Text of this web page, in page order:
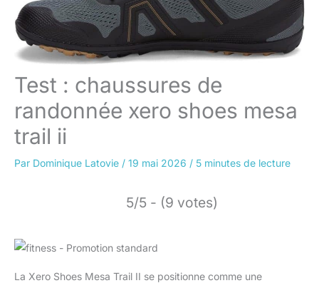
Test : chaussures de
randonnée xero shoes mesa
trail ii
Par Dominique Latovie / 19 mai 2026 / 5 minutes de lecture
5/5 - (9 votes)
La Xero Shoes Mesa Trail II se positionne comme une